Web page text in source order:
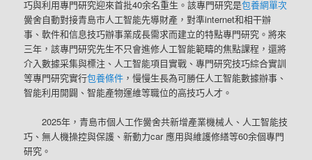
巧與利用專門研究迎來首批40余名重生。該專門研究是包養網單次
黌舍自動對接青島市人工智能先導財產，對準internet和相干辦
事、軟件和信息技巧辦事業成長需求而建立的特點專門研究。將來
三年，該專門研究先生不只會進修人工智能範疇的焦點課程，還將
介入數據采集與標注、人工智能項目實戰、專門研究技巧綜合實訓
等專門研究實行包養條件 ，慢慢生長為可勝任人工智能數據辦事、
智能利用開闢、智能產物運維等職位的高技巧人才。
2025年，青島市個人工作黌舍共新增產業機械人、人工智能技
巧、無人機操控與保護、新動力car 應用與維護修繕等60余個專門
研究。